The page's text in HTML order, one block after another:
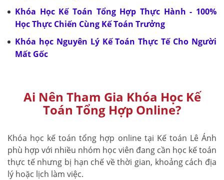
Khóa Học Kế Toán Tổng Hợp Thực Hành - 100%
Học Thực Chiến Cùng Kế Toán Trưởng
Khóa học Nguyên Lý Kế Toán Thực Tế Cho Người
Mất Gốc
Ai Nên Tham Gia Khóa Học Kế
Toán Tổng Hợp Online?
Khóa học kế toán tổng hợp online tại Kế toán Lê Ánh
phù hợp với nhiều nhóm học viên đang cần học kế toán
thực tế nhưng bị hạn chế về thời gian, khoảng cách địa
lý hoặc lịch làm việc.